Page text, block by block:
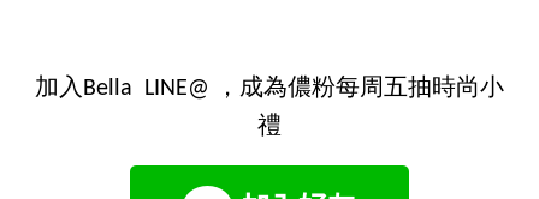
加入Bella LINE@ ，成為儂粉每周五抽時尚小
禮